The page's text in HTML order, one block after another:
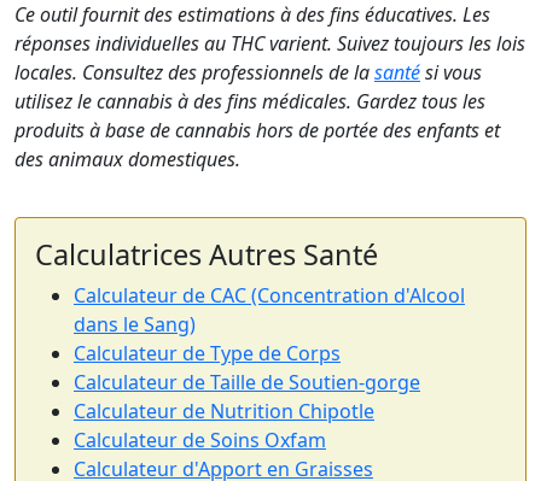
Ce outil fournit des estimations à des fins éducatives. Les
réponses individuelles au THC varient. Suivez toujours les lois
locales. Consultez des professionnels de lasantési vous
utilisez le cannabis à des fins médicales. Gardez tous les
produits à base de cannabis hors de portée des enfants et
des animaux domestiques.
Calculatrices Autres Santé
Calculateur de CAC (Concentration d'Alcool
dans le Sang)
Calculateur de Type de Corps
Calculateur de Taille de Soutien-gorge
Calculateur de Nutrition Chipotle
Calculateur de Soins Oxfam
Calculateur d'Apport en Graisses